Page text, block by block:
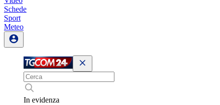
Schede
Sport
Meteo
In evidenza